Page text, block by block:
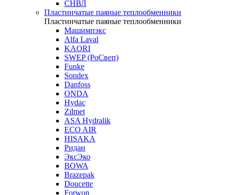
СНВЛ
Пластинчатые паяные теплообменники
Пластинчатые паяные теплообменники
Машимпэкс
Alfa Laval
KAORI
SWEP (РоСвеп)
Funke
Sondex
Danfoss
ONDA
Hydac
Zilmet
ASA Hydralik
ECO AIR
HISAKA
Ридан
ЭксЭко
BOWA
Brazepak
Doucette
Forwon